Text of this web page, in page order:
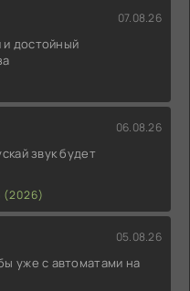
07.08.26
достойный
06.08.26
звук будет
05.08.26
уже с автоматами на